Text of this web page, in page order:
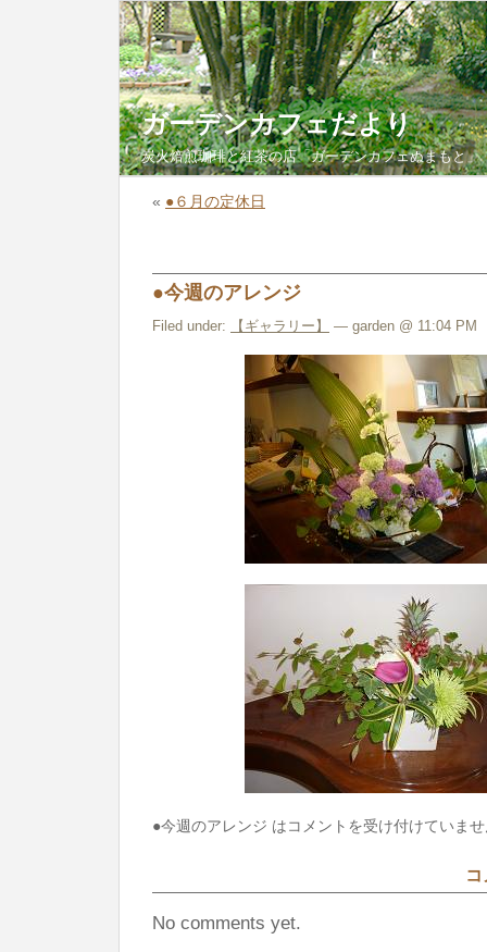
ガーデンカフェだより
炭火焙煎珈琲と紅茶の店「ガーデンカフェぬまもと」
« ●６月の定休日
●今週のアレンジ
Filed under: 【ギャラリー】 — garden @ 11:04 PM
●今週のアレンジ はコメントを受け付けていま
No comments yet.